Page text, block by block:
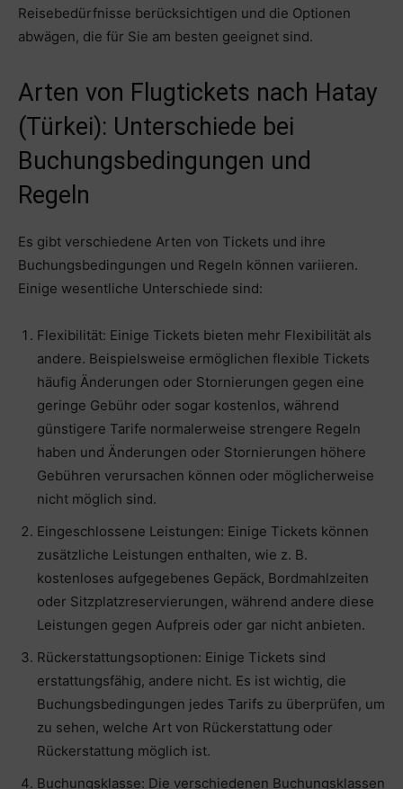
Reisebedürfnisse berücksichtigen und die Optionen
abwägen, die für Sie am besten geeignet sind.
Arten von Flugtickets nach Hatay
(Türkei): Unterschiede bei
Buchungsbedingungen und
Regeln
Es gibt verschiedene Arten von Tickets und ihre
Buchungsbedingungen und Regeln können variieren.
Einige wesentliche Unterschiede sind:
Flexibilität: Einige Tickets bieten mehr Flexibilität als
andere. Beispielsweise ermöglichen flexible Tickets
häufig Änderungen oder Stornierungen gegen eine
geringe Gebühr oder sogar kostenlos, während
günstigere Tarife normalerweise strengere Regeln
haben und Änderungen oder Stornierungen höhere
Gebühren verursachen können oder möglicherweise
nicht möglich sind.
Eingeschlossene Leistungen: Einige Tickets können
zusätzliche Leistungen enthalten, wie z. B.
kostenloses aufgegebenes Gepäck, Bordmahlzeiten
oder Sitzplatzreservierungen, während andere diese
Leistungen gegen Aufpreis oder gar nicht anbieten.
Rückerstattungsoptionen: Einige Tickets sind
erstattungsfähig, andere nicht. Es ist wichtig, die
Buchungsbedingungen jedes Tarifs zu überprüfen, um
zu sehen, welche Art von Rückerstattung oder
Rückerstattung möglich ist.
Buchungsklasse: Die verschiedenen Buchungsklassen